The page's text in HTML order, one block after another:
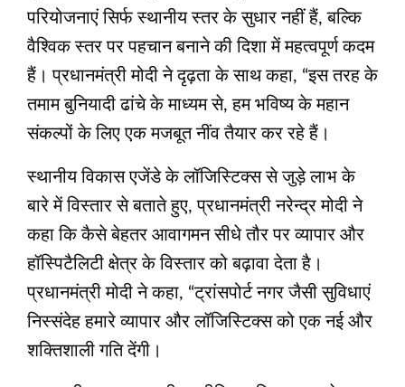
परियोजनाएं सिर्फ स्थानीय स्तर के सुधार नहीं हैं, बल्कि
वैश्विक स्तर पर पहचान बनाने की दिशा में महत्वपूर्ण कदम
हैं। प्रधानमंत्री मोदी ने दृढ़ता के साथ कहा, “इस तरह के
तमाम बुनियादी ढांचे के माध्यम से, हम भविष्य के महान
संकल्पों के लिए एक मजबूत नींव तैयार कर रहे हैं।
स्थानीय विकास एजेंडे के लॉजिस्टिक्स से जुड़े लाभ के
बारे में विस्तार से बताते हुए, प्रधानमंत्री नरेन्द्र मोदी ने
कहा कि कैसे बेहतर आवागमन सीधे तौर पर व्यापार और
हॉस्पिटैलिटी क्षेत्र के विस्तार को बढ़ावा देता है।
प्रधानमंत्री मोदी ने कहा, “ट्रांसपोर्ट नगर जैसी सुविधाएं
निस्संदेह हमारे व्यापार और लॉजिस्टिक्स को एक नई और
शक्तिशाली गति देंगी।